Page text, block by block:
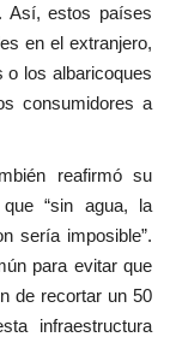
Así, estos países
en el extranjero,
o los albaricoques
consumidores a
reafirmó su
“sin agua, la
sería imposible”.
para evitar que
de recortar un 50
infraestructura